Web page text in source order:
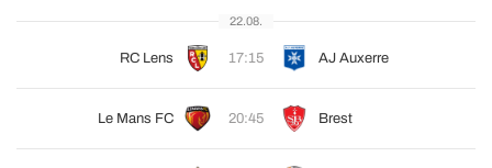
22.08.
RC Lens 17:15 AJ Auxerre
Le Mans FC 20:45 Brest